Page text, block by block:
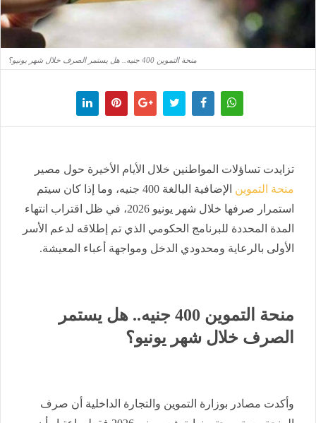
منحة التموين 400 جنيه.. هل يستمر الصرف خلال شهر يونيو؟
تزايدت تساؤلات المواطنين خلال الأيام الأخيرة حول مصير
منحة التموين
الإضافية البالغة 400 جنيه، وما إذا كان سيتم
استمرار صرفها خلال شهر يونيو 2026، في ظل اقتراب انتهاء
المدة المحددة للبرنامج الحكومي الذي تم إطلاقه لدعم الأسر
الأولى بالرعاية ومحدودي الدخل ومواجهة أعباء المعيشة.
منحة التموين 400 جنيه.. هل يستمر
الصرف خلال شهر يونيو؟
وأكدت مصادر بوزارة التموين والتجارة الداخلية أن صرف